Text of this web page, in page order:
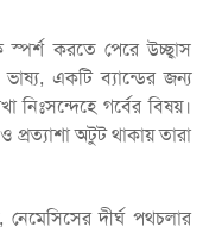
স্পর্শ করতে পেরে উচ্ছ্বাস
একটি ব্যান্ডের জন্য
নিঃসন্দেহে গর্বের বিষয়।
অটুট থাকায় তারা
দীর্ঘ পথচলার